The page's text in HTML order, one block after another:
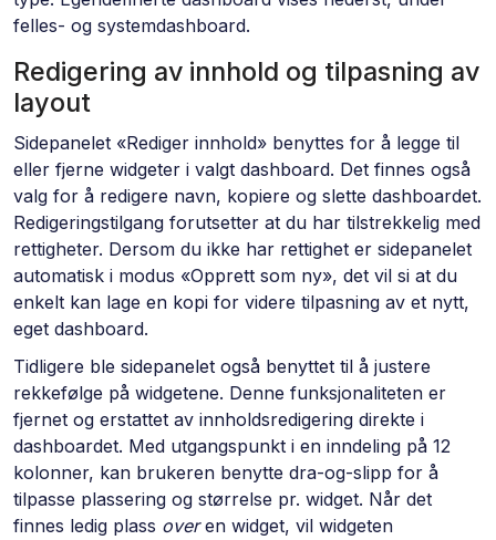
felles- og systemdashboard.
Redigering av innhold og tilpasning av
layout
Sidepanelet «Rediger innhold» benyttes for å legge til
eller fjerne widgeter i valgt dashboard. Det finnes også
valg for å redigere navn, kopiere og slette dashboardet.
Redigeringstilgang forutsetter at du har tilstrekkelig med
rettigheter. Dersom du ikke har rettighet er sidepanelet
automatisk i modus «Opprett som ny», det vil si at du
enkelt kan lage en kopi for videre tilpasning av et nytt,
eget dashboard.
Tidligere ble sidepanelet også benyttet til å justere
rekkefølge på widgetene. Denne funksjonaliteten er
fjernet og erstattet av innholdsredigering direkte i
dashboardet. Med utgangspunkt i en inndeling på 12
kolonner, kan brukeren benytte dra-og-slipp for å
tilpasse plassering og størrelse pr. widget. Når det
finnes ledig plass overen widget, vil widgeten